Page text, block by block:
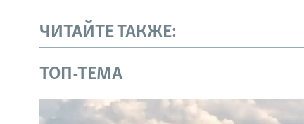
ЧИТАЙТЕ ТАКЖЕ:
ТОП-ТЕМА